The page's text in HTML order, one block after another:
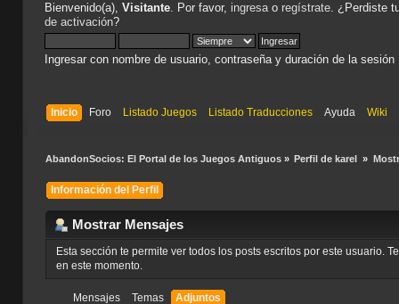
Bienvenido(a), Visitante. Por favor, ingresao regístrate. ¿Perdiste
de activación?
Ingresar con nombre de usuario, contraseña y duración de la sesión
Inicio Foro Listado Juegos Listado Traducciones Ayuda Wiki
AbandonSocios: El Portal de los Juegos Antiguos» Perfil de karel »
Información del Perfil
Mostrar Mensajes
Esta sección te permite ver todos los posts escritos por este usuario.
en este momento.
Mensajes Temas Adjuntos